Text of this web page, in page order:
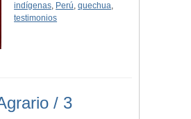
indígenas, Perú,quechua,
testimonios
/ 3